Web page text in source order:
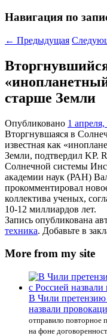
Навигация по
← Предыдущая
старше Земли
Опубликовано 1
Вторгнувшаяся в
известная как
Земли, подтвердил KP.
Солнечной системы
академии наук (РАН)
прокомментировал
коллектива ученых,
10-12 миллиардов лет.
Запись опубликована
техника. Добавьте в
More from my site
В Чили претензию
назвали
отправило
на фоне